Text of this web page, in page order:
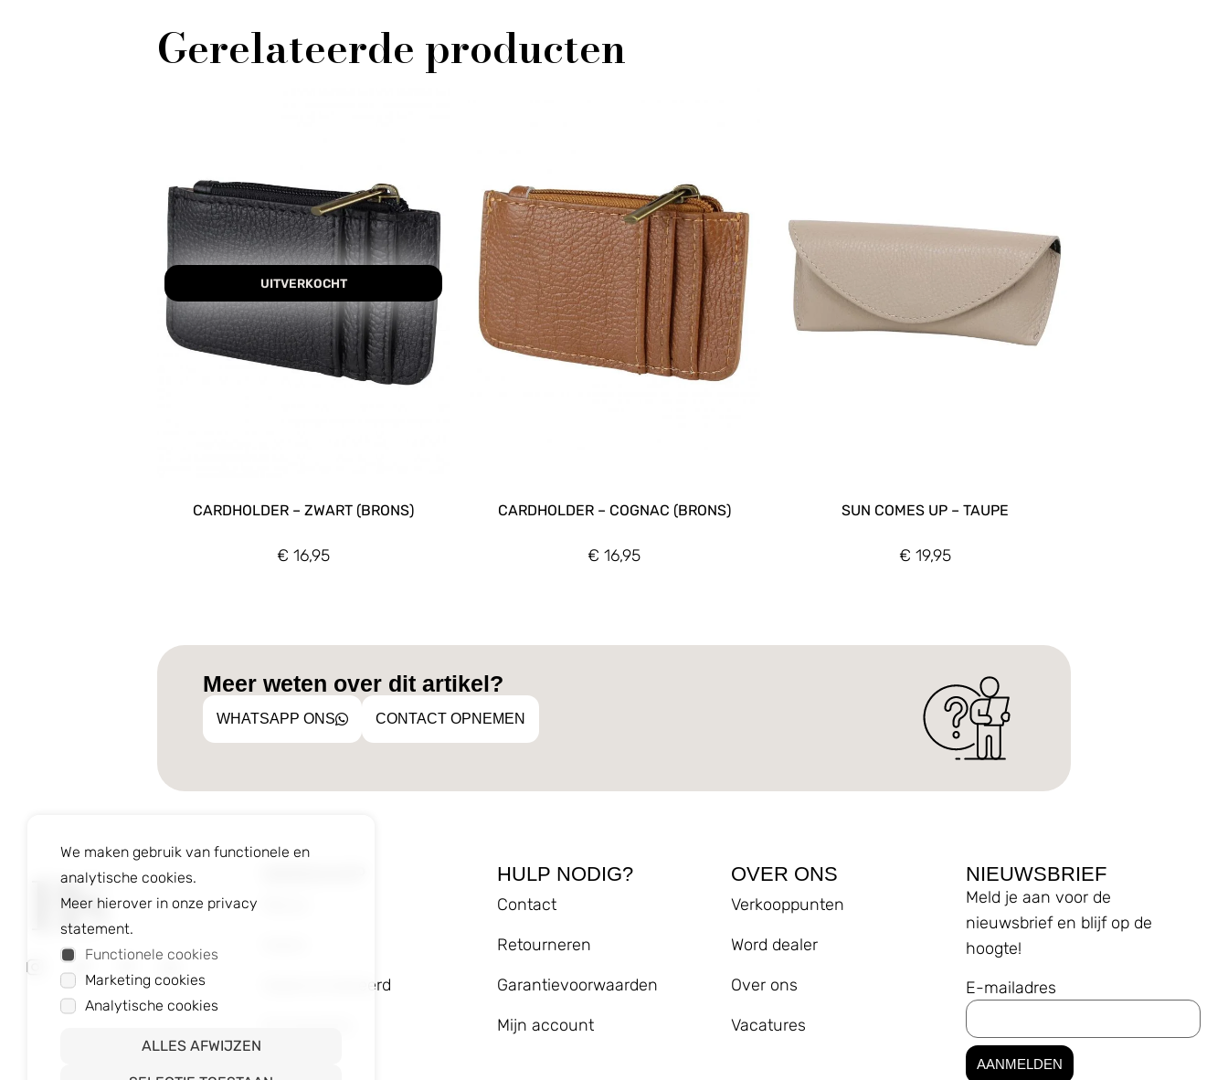
Gerelateerde producten
UITVERKOCHT
CARDHOLDER – ZWART (BRONS)
€ 16,95
CARDHOLDER – COGNAC (BRONS)
€ 16,95
SUN COMES UP – TAUPE
€ 19,95
Meer weten over dit artikel?
WHATSAPP ONS CONTACT OPNEMEN
Gepersonaliseerd
HULP NODIG?
Contact
Retourneren
Garantievoorwaarden
Mijn account
OVER ONS
Verkooppunten
Word dealer
Over ons
Vacatures
NIEUWSBRIEF
Meld je aan voor de
nieuwsbrief en blijf op de
hoogte!
E-mailadres
We maken gebruik van functionele en
analytische cookies.
Meer hierover in onze privacy
statement.
Functionele cookies
Marketing cookies
Analytische cookies
ALLES AFWIJZEN